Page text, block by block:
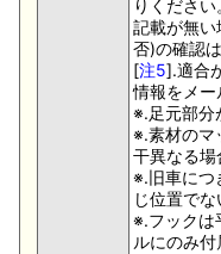
りください。
記載が無
否)の確認
[注5].適合
情報をメー
※.足元部分
※.素材のマ
干異なる場
※.旧車につ
じ位置でな
※.フックは
ルにのみ付